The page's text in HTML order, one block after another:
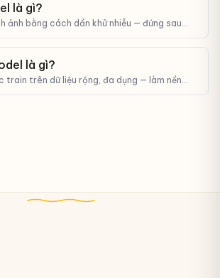
là gì?
ảnh bằng cách dần khử nhiễu — đứng sau
là gì?
train trên dữ liệu rộng, đa dụng — làm nền